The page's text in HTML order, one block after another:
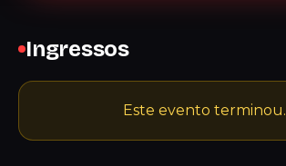
Ingressos
Este evento terminou.